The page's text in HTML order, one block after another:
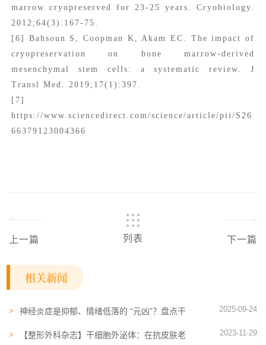
marrow cryopreserved for 23-25 years. Cryobiology.
2012;64(3):167-75.
[6] Bahsoun S, Coopman K, Akam EC. The impact of
cryopreservation on bone marrow-derived
mesenchymal stem cells: a systematic review. J
Transl Med. 2019;17(1):397.
[7]
https://www.sciencedirect.com/science/article/pii/S26
66379123004366
上一篇 列表 下一篇
相关新闻
神经炎症是抑郁、情绪低落的 “元凶”？盘点干
2025-09-24
【整形外科杂志】干细胞外泌体：在抗皮肤老
2023-11-29